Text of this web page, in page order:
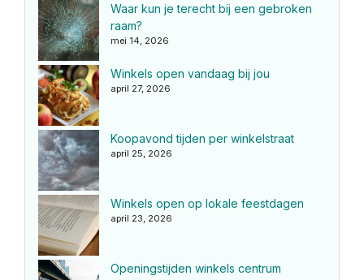
Waar kun je terecht bij een gebroken
raam?
mei 14, 2026
Winkels open vandaag bij jou
april 27, 2026
Koopavond tijden per winkelstraat
april 25, 2026
Winkels open op lokale feestdagen
april 23, 2026
Openingstijden winkels centrum